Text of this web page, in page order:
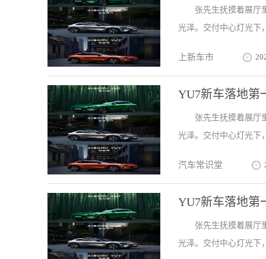
张先生抚摸着展厅
光泽。交付中心灯光下
上新车市
YU7新车落地第
张先生抚摸着展厅
光泽。交付中心灯光下
汽车常识堂
YU7新车落地第
张先生抚摸着展厅
光泽。交付中心灯光下